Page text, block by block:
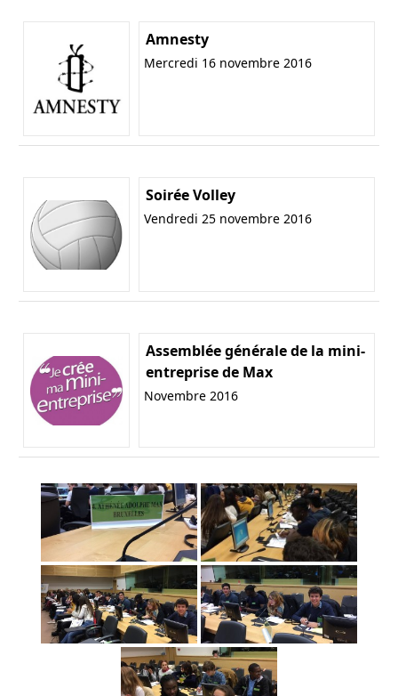
Amnesty
Mercredi 16 novembre 2016
Soirée Volley
Vendredi 25 novembre 2016
Assemblée générale de la mini-
entreprise de Max
Novembre 2016